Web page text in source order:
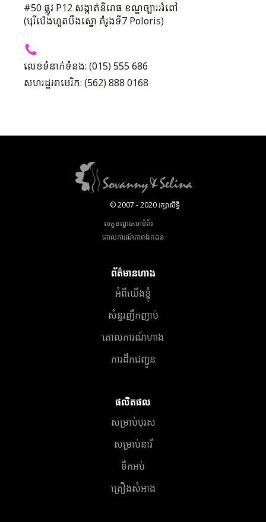
#50 ផ្លូវ P12 សង្កាត់និរោធ ខណ្ឌច្បារអំពៅ
(បុរីប៉េងហួតបឹងស្នោ គំរូងទី7 Poloris)
លេខទំនាក់ទំនង: (015) 555 686
សហរដ្ឋអាមេរិក: (562) 888 0168
© 2007 - 2020 រក្សាសិទ្ធិ
លក្ខខណ្ឌគេហទំព័រ
គោលការណ៍​ភាព​ឯកជន
ព័ត៌មានហាង
អំពីយើងខ្ញុំ
សំនួរញឹកញាប់
គោលការណ៍ហាង
ការដឹកជញ្ជូន
ផលិតផល
សម្រាប់បុរស
សម្រាប់នារី
ទឹកអប់
គ្រឿងសំអាង